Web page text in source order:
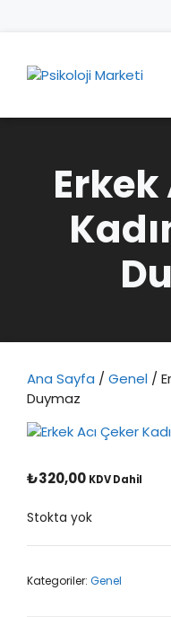
Erkek
Ana Sayfa / Genel /
Duymaz
₺320,00 KDV Dahil
Stokta yok
Kategoriler: Genel